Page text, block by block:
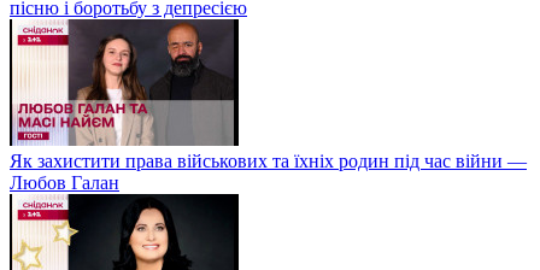
пісню і боротьбу з депресією
Як захистити права військових та їхніх родин під час війни —
Любов Галан